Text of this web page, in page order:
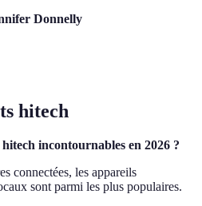
Donnelly
hitech
hitech incontournables en 2026 ?
connectées, les appareils
sont parmi les plus populaires.